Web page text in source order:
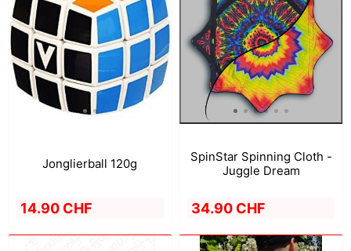
Jonglierball 120g
14.90 CHF
SpinStar Spinning Cloth -
Juggle Dream
34.90 CHF